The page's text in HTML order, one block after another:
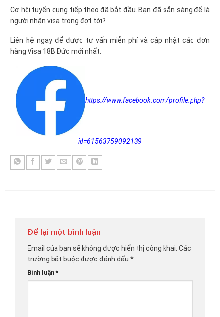
Cơ hội tuyển dụng tiếp theo đã bắt đầu. Bạn đã sẵn sàng để là
người nhận visa trong đợt tới?
Liên hệ ngay để được tư vấn miễn phí và cập nhật các đơn
hàng Visa 18B Đức mới nhất.
https://www.facebook.com/profile.php?
id=61563759092139
Để lại một bình luận
Email của bạn sẽ không được hiển thị công khai. Các
trường bắt buộc được đánh dấu *
Bình luận *